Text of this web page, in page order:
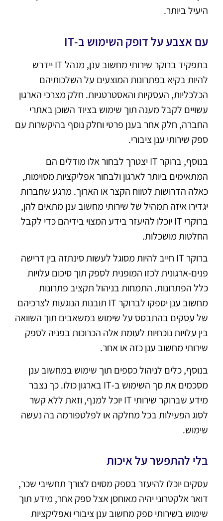
היעיל ביותר.
עם אצבע על דופק השימוש ב-IT
בתפקיד ברוקר שירותי מחשוב ענן, מנהל IT יידרש
להיות בקיא בפתרונות המוצעים על השלכותיהם
הכלכליות, העסקיות והאסטרטגיות. חלק מצרכי הארגון
עשויים לקבל מענה תוך שימוש בציוד השוכן באתרי
החברה, חלק אחר בענן פרטי וחלק נוסף בהיקשרות עם
ספק שירותי ענן ציבורי.
בנוסף, ברוקר IT יצטרך לבחור אלו מודלים הם
המתאימים ביותר לארגון ולבחור אפליקציות מסוימות,
כאלה הדרושות לטווח הקצר או הארוך. מרגע שחברות
יגדירו איזה תמהיל של שירותי מחשוב ענן מתאים להן,
ברוקרי IT יוכלו להיעזר בידע המצוי בידיהם כדי לקבל
החלטות מושכלות.
ברוקר IT חייב להיות מסוגל לעשות סינתזה בין דרישה
פנים-ארגונית לכזו המופנית לספק תוך סיכום עלויות
כלל הפתרונות. התמחות בניהול תקציב פתרונות
מחשוב ענן יספקו לברוקר IT תובנות הנוגעות לצרכיהם
של עסקים בהתבסס על שימוש במשאבים תוך השוואה
בין עלויות נוכחיות לעומת אלה הכרוכות בפניה לספק
שירותי מחשוב ענן כזה או אחר.
בנוסף, כלים לניהול כספים תוך שימוש במחשוב ענן
מסכמים את סך השימוש ב-IT בארגון כולו. כך נצבר
מידע שברוקר שירותי IT יוכל למנף, וזאת ללא קשר
לסוג הפעילות בכל מחלקה או לפלטפורמה בה נעשה
שימוש.
בלי להתפשר על איכות
עסקים יוכלו להיעזר בספק מסוים לצורך תחשיבי שכר,
דואר אלקטרוני יהיה מאוחסן אצל ספק אחר, מידע תוך
שימוש בשירותי ספק מחשוב ענן ציבורי ואפליקציות